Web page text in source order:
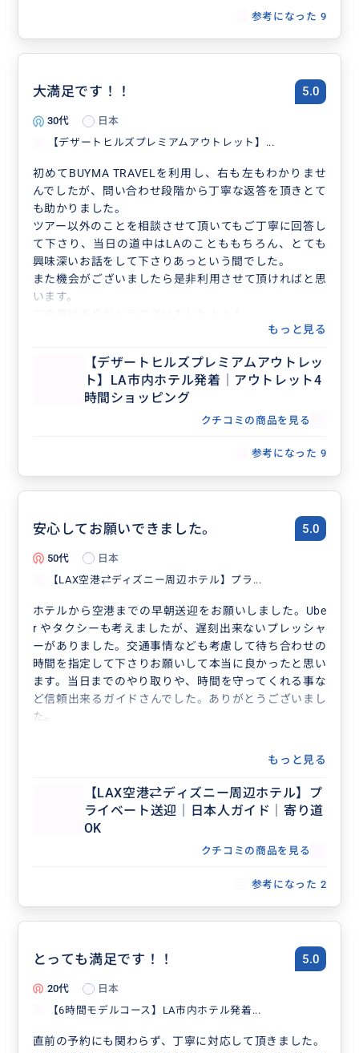
参考になった 9
大満足です！！ 5.0
30代
日本
【デザートヒルズプレミアムアウトレット】...
初めてBUYMA TRAVELを利用し、右も左もわかりませ
んでしたが、問い合わせ段階から丁寧な返答を頂きとて
も助かりました。
ツアー以外のことを相談させて頂いてもご丁寧に回答し
て下さり、当日の道中はLAのことももちろん、とても
興味深いお話をして下さりあっという間でした。
また機会がございましたら是非利用させて頂ければと思
います。
もっと見る
【デザートヒルズプレミアムアウトレッ
ト】LA市内ホテル発着｜アウトレット4
時間ショッピング
クチコミの商品を見る
参考になった 9
安心してお願いできました。 5.0
50代
日本
【LAX空港⇄ディズニー周辺ホテル】プラ...
ホテルから空港までの早朝送迎をお願いしました。Ube
r やタクシーも考えましたが、遅刻出来ないプレッシャ
ーがありました。交通事情なども考慮して待ち合わせの
時間を指定して下さりお願いして本当に良かったと思い
ます。当日までのやり取りや、時間を守ってくれる事な
ど信頼出来るガイドさんでした。ありがとうございまし
た。
もっと見る
【LAX空港⇄ディズニー周辺ホテル】プ
ライベート送迎｜日本人ガイド｜寄り道
OK
クチコミの商品を見る
参考になった 2
とっても満足です！！ 5.0
20代
日本
【6時間モデルコース】LA市内ホテル発着...
直前の予約にも関わらず、丁寧に対応して頂きました。